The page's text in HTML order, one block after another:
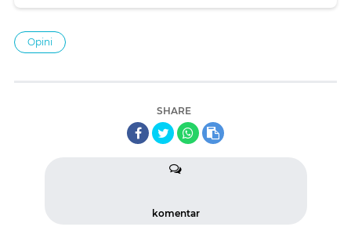
Opini
SHARE
komentar